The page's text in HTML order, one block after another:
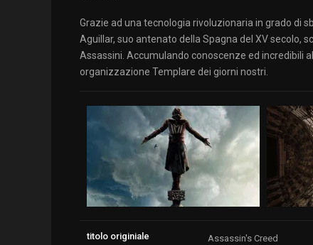
Grazie ad una tecnologia rivoluzionaria in grado di
Aguillar, suo antenato della Spagna del XV secolo,
Assassini. Accumulando conoscenze ed incredibili
organizzazione Templare dei giorni nostri.
titolo originiale Assassin's Creed